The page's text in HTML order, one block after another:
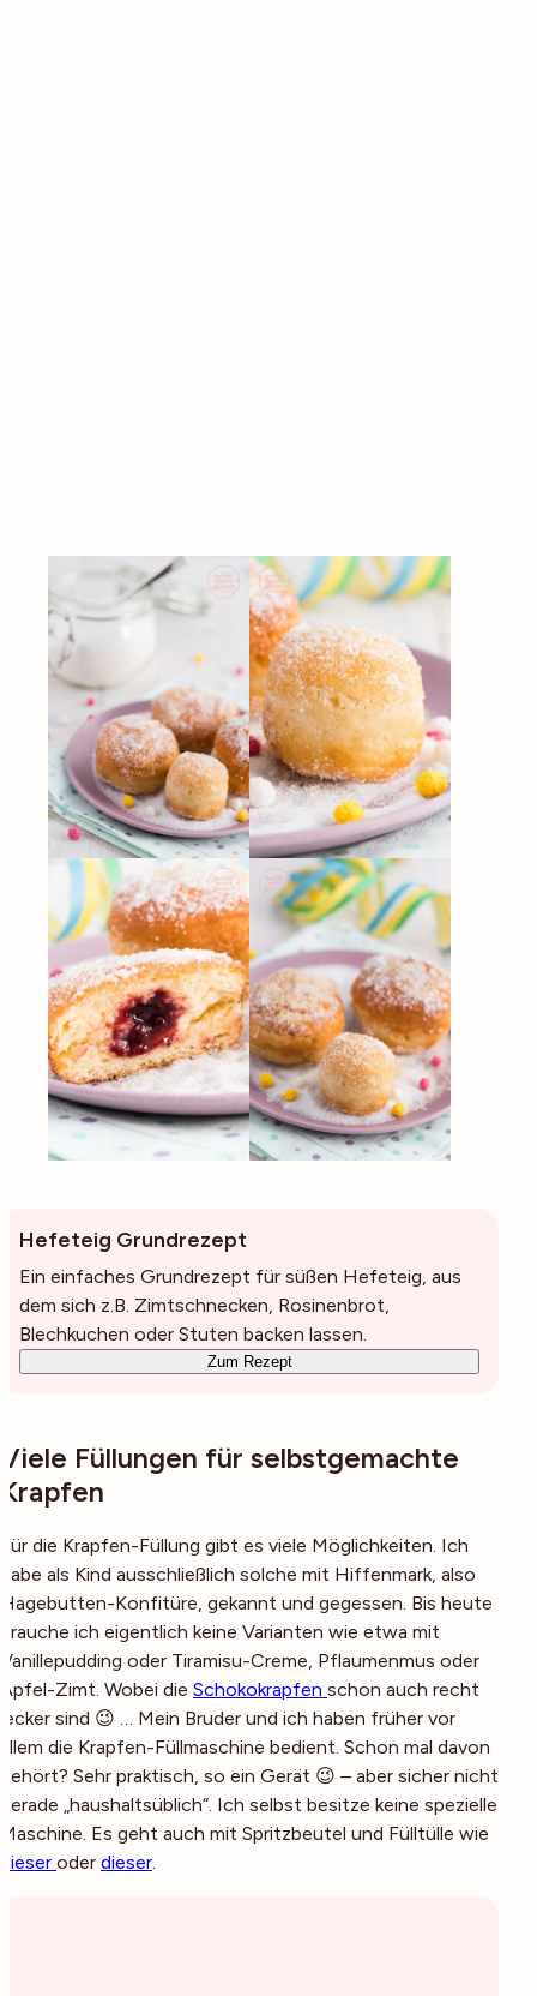
Hefeteig Grundrezept
Ein einfaches Grundrezept für süßen Hefeteig, aus
dem sich z.B. Zimtschnecken, Rosinenbrot,
Blechkuchen oder Stuten backen lassen.
Zum Rezept
Viele Füllungen für selbstgemachte
Krapfen
Für die Krapfen-Füllung gibt es viele Möglichkeiten. Ich
habe als Kind ausschließlich solche mit Hiffenmark, also
Hagebutten-Konfitüre, gekannt und gegessen. Bis heute
brauche ich eigentlich keine Varianten wie etwa mit
Vanillepudding oder Tiramisu-Creme, Pflaumenmus oder
Apfel-Zimt. Wobei die Schokokrapfen schon auch recht
lecker sind 😉 … Mein Bruder und ich haben früher vor
allem die Krapfen-Füllmaschine bedient. Schon mal davon
gehört? Sehr praktisch, so ein Gerät 😉 – aber sicher nicht
gerade „haushaltsüblich“. Ich selbst besitze keine spezielle
Maschine. Es geht auch mit Spritzbeutel und Fülltülle wie
dieser oder dieser.